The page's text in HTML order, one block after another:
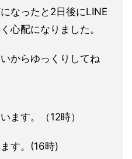
なったと2日後にLINE
心配になりました。
からゆっくりしてね
ます。（12時）
す。(16時)